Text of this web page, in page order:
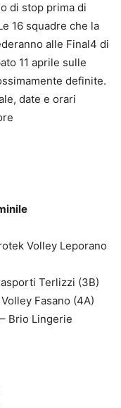
di stop prima di
16 squadre che la
alle Final4 di
11 aprile sulle
definite.
date e orari
Volley Leporano
Terlizzi (3B)
Fasano (4A)
Brio Lingerie